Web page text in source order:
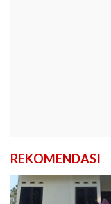
REKOMENDASI